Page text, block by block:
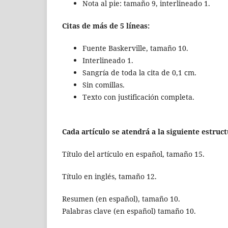
Nota al pie: tamaño 9, interlineado 1.
Citas de más de 5 líneas:
Fuente Baskerville, tamaño 10.
Interlineado 1.
Sangría de toda la cita de 0,1 cm.
Sin comillas.
Texto con justificación completa.
Cada artículo se atendrá a la siguiente
Título del artículo en español, tamaño 15.
Título en inglés, tamaño 12.
Resumen (en español), tamaño 10.
Palabras clave (en español) tamaño 10.